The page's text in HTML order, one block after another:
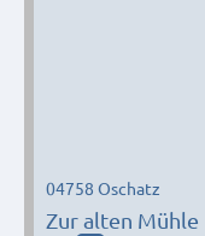
Zur alten Mühle
04758 Oschatz